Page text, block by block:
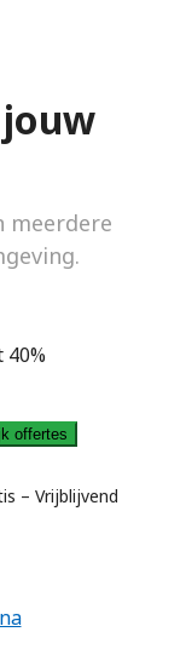
meerdere
40%
offertes
– Vrijblijvend